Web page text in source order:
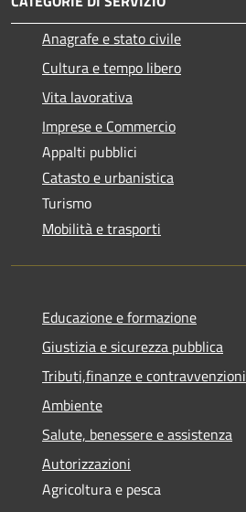
Anagrafe e stato civile
Cultura e tempo libero
Vita lavorativa
Imprese e Commercio
Appalti pubblici
Catasto e urbanistica
Turismo
Mobilità e trasporti
Educazione e formazione
Giustizia e sicurezza pubblica
Tributi,finanze e contravvenzioni
Ambiente
Salute, benessere e assistenza
Autorizzazioni
Agricoltura e pesca